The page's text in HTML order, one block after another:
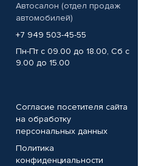
Автосалон (отдел продаж
автомобилей)
+7 949 503-45-55
Пн-Пт с 09.00 до 18.00, Сб с
9.00 до 15.00
Согласие посетителя сайта
на обработку
персональных данных
Политика
конфиденциальности